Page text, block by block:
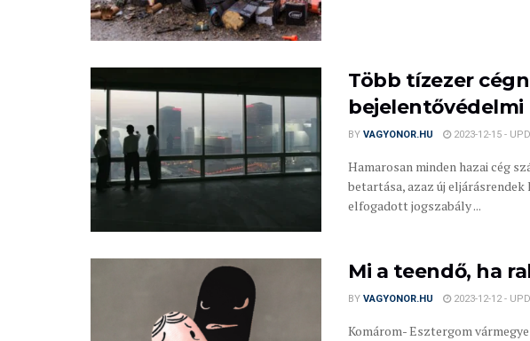
Több tízezer
BY VAGYONOR.HU 2023-12-15 -
Hamarosan minden hazai cég
betartása, azaz új
elfogadott jogszabály ...
Mi a teendő, ha
BY VAGYONOR.HU 2023-12-12 -
Komárom- Esztergom